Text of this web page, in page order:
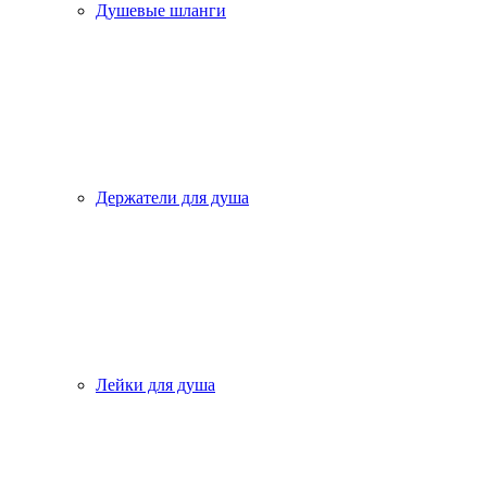
Душевые шланги
Держатели для душа
Лейки для душа